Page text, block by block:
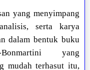
yang menyimpang
serta karya
dalam bentuk buku
yang
mudah terhasut itu,